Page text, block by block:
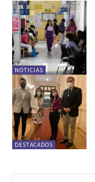
NOTICIAS
DESTACADOS